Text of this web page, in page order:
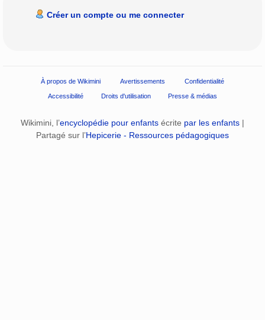
Créer un compte ou me connecter
À propos de Wikimini Avertissements Confidentialité
Accessibilité Droits d'utilisation Presse & médias
Wikimini, l’encyclopédie pour enfants écrite par les enfants |
Partagé sur l’Hepicerie - Ressources pédagogiques